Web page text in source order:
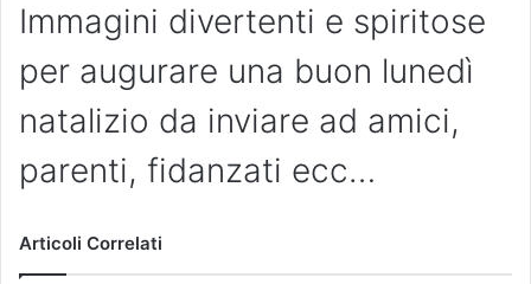
Immagini divertenti e spiritose
per augurare una buon lunedì
natalizio da inviare ad amici,
parenti, fidanzati ecc…
Articoli Correlati